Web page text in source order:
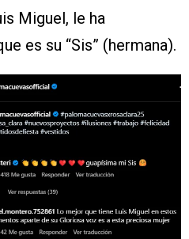
Miguel, le ha
es su “Sis” (hermana).